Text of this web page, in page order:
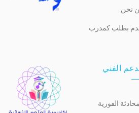
نحن
بطلب كمدرب
الفني
الفورية